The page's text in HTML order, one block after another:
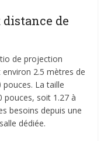
de
de projection
2.5 mètres de
La taille
pouces, soit 1.27 à
besoins depuis une
dédiée.